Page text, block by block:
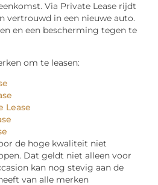
Via Private Lease rijdt
vertrouwd in een nieuwe auto.
en een bescherming tegen te
om te leasen:
Lease
de hoge kwaliteit niet
Dat geldt niet alleen voor
kan nog stevig aan de
van alle merken